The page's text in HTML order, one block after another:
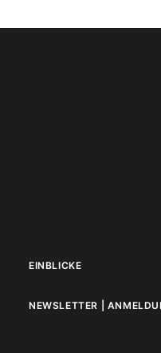
EINBLICKE
NEWSLETTER |